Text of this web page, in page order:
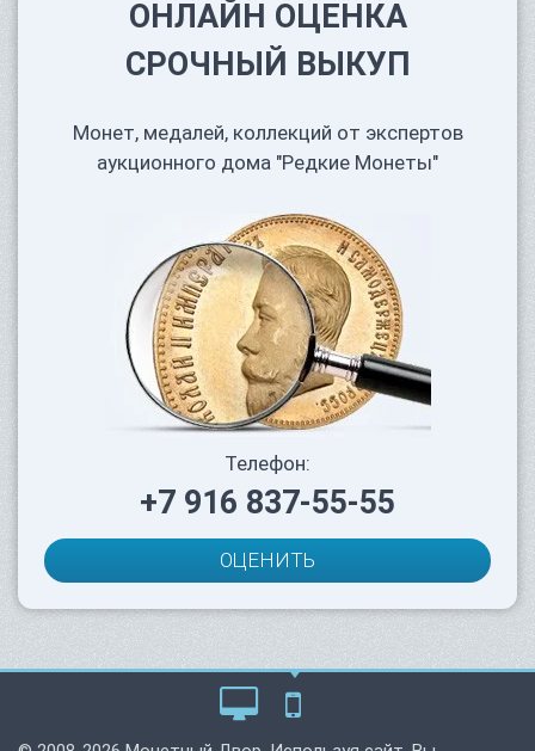
ОНЛАЙН ОЦЕНКА
СРОЧНЫЙ ВЫКУП
Монет, медалей, коллекций от экспертов
аукционного дома "Редкие Монеты"
Телефон:
+7 916 837-55-55
ОЦЕНИТЬ